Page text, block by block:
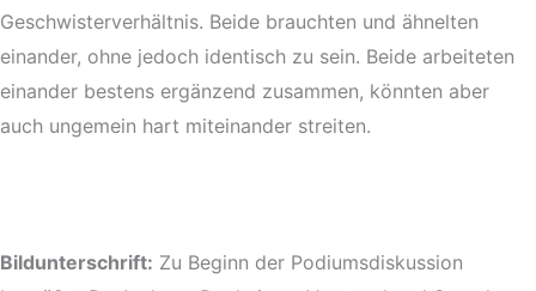
Geschwisterverhältnis. Beide brauchten und ähnelten
einander, ohne jedoch identisch zu sein. Beide arbeiteten
einander bestens ergänzend zusammen, könnten aber
auch ungemein hart miteinander streiten.
Bildunterschrift: Zu Beginn der Podiumsdiskussion